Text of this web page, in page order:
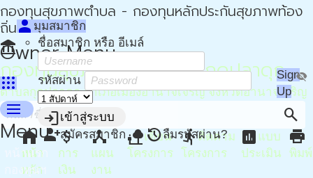
กองทุนสุขภาพตำบล - กองทุนหลักประกันสุขภาพท้อง
ถิ่น - กปท
Owner Menu
apps
person มุมสมาชิก
ชื่อสมาชิก หรือ อีเมล์
รหัสผ่าน visibility_off
loginเข้าสู่ระบบ
person_addสมัครสมาชิก restoreลืมรหัสผ่าน?
Sign
Up
menu
Menu
หน้าแรก
กองทุนฯ
account_balance
กองทุนสุขภาพตำบล อบต.กุดปลาดุก
ตำบลกุดปลาดุก อำเภอเมืองอำนาจเจริญ จังหวัดอำนาจเจริญ
search
home
หน้า
หลัก
attach_money
การ
เงิน
device_hub
แผน
งาน
nature_peopleเขียน
โครงการ
directions_runติดตาม
โครงการ
assessment แบบ
ประเมิน
print
พิมพ์